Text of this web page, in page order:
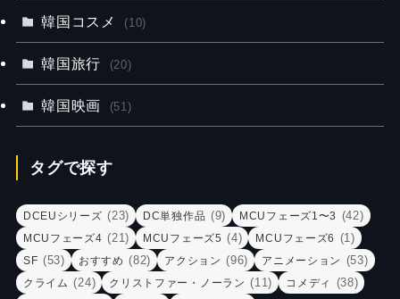
韓国コスメ (10)
韓国旅行 (20)
韓国映画 (51)
タグで探す
DCEUシリーズ (23) DC単独作品 (9) MCUフェーズ1〜3 (42)
MCUフェーズ4 (21) MCUフェーズ5 (4) MCUフェーズ6 (1)
SF (53) おすすめ (82) アクション (96) アニメーション (53)
クライム (24) クリストファー・ノーラン (11) コメディ (38)